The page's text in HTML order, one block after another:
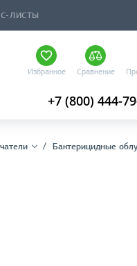
ЛИСТЫ
Избранное Сравнение
+7 (800) 444-
Бактерицидные